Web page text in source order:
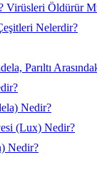
Virüsleri Öldürür
Nelerdir?
Parıltı
Nedir?
(Lux) Nedir?
Nedir?